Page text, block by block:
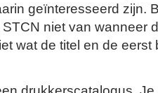
geïnteresseerd zijn.
niet van wanneer
wat de titel en de